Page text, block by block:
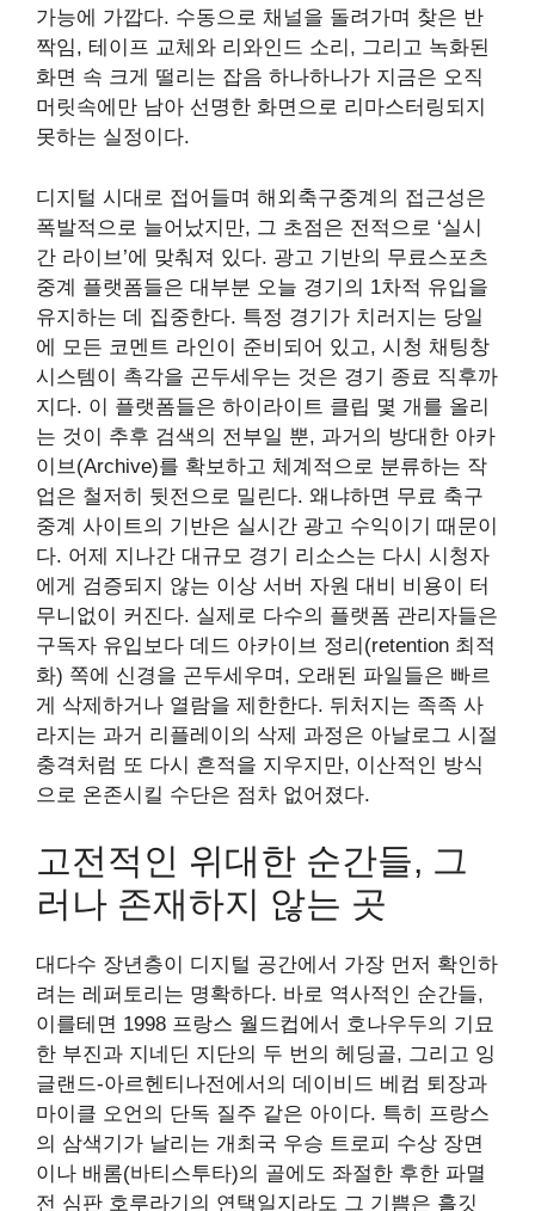
가능에 가깝다. 수동으로 채널을 돌려가며 찾은 반
짝임, 테이프 교체와 리와인드 소리, 그리고 녹화된
화면 속 크게 떨리는 잡음 하나하나가 지금은 오직
머릿속에만 남아 선명한 화면으로 리마스터링되지
못하는 실정이다.
디지털 시대로 접어들며 해외축구중계의 접근성은
폭발적으로 늘어났지만, 그 초점은 전적으로 ‘실시
간 라이브’에 맞춰져 있다. 광고 기반의 무료스포츠
중계 플랫폼들은 대부분 오늘 경기의 1차적 유입을
유지하는 데 집중한다. 특정 경기가 치러지는 당일
에 모든 코멘트 라인이 준비되어 있고, 시청 채팅창
시스템이 촉각을 곤두세우는 것은 경기 종료 직후까
지다. 이 플랫폼들은 하이라이트 클립 몇 개를 올리
는 것이 추후 검색의 전부일 뿐, 과거의 방대한 아카
이브(Archive)를 확보하고 체계적으로 분류하는 작
업은 철저히 뒷전으로 밀린다. 왜냐하면 무료 축구
중계 사이트의 기반은 실시간 광고 수익이기 때문이
다. 어제 지나간 대규모 경기 리소스는 다시 시청자
에게 검증되지 않는 이상 서버 자원 대비 비용이 터
무니없이 커진다. 실제로 다수의 플랫폼 관리자들은
구독자 유입보다 데드 아카이브 정리(retention 최적
화) 쪽에 신경을 곤두세우며, 오래된 파일들은 빠르
게 삭제하거나 열람을 제한한다. 뒤처지는 족족 사
라지는 과거 리플레이의 삭제 과정은 아날로그 시절
충격처럼 또 다시 흔적을 지우지만, 이산적인 방식
으로 온존시킬 수단은 점차 없어졌다.
고전적인 위대한 순간들, 그
러나 존재하지 않는 곳
대다수 장년층이 디지털 공간에서 가장 먼저 확인하
려는 레퍼토리는 명확하다. 바로 역사적인 순간들,
이를테면 1998 프랑스 월드컵에서 호나우두의 기묘
한 부진과 지네딘 지단의 두 번의 헤딩골, 그리고 잉
글랜드-아르헨티나전에서의 데이비드 베컴 퇴장과
마이클 오언의 단독 질주 같은 아이다. 특히 프랑스
의 삼색기가 날리는 개최국 우승 트로피 수상 장면
이나 배롬(바티스투타)의 골에도 좌절한 후한 파멸
전 심판 호루라기의 연택일지라도 그 기쁨은 흘깃